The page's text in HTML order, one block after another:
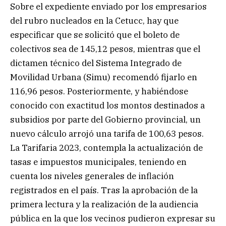
Sobre el expediente enviado por los empresarios
del rubro nucleados en la Cetucc, hay que
especificar que se solicitó que el boleto de
colectivos sea de 145,12 pesos, mientras que el
dictamen técnico del Sistema Integrado de
Movilidad Urbana (Simu) recomendó fijarlo en
116,96 pesos. Posteriormente, y habiéndose
conocido con exactitud los montos destinados a
subsidios por parte del Gobierno provincial, un
nuevo cálculo arrojó una tarifa de 100,63 pesos.
La Tarifaria 2023, contempla la actualización de
tasas e impuestos municipales, teniendo en
cuenta los niveles generales de inflación
registrados en el país. Tras la aprobación de la
primera lectura y la realización de la audiencia
pública en la que los vecinos pudieron expresar su